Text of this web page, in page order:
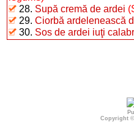
28. Supă cremă de ardei
29. Ciorbă ardelenească
30. Sos de ardei iuţi
Copyright